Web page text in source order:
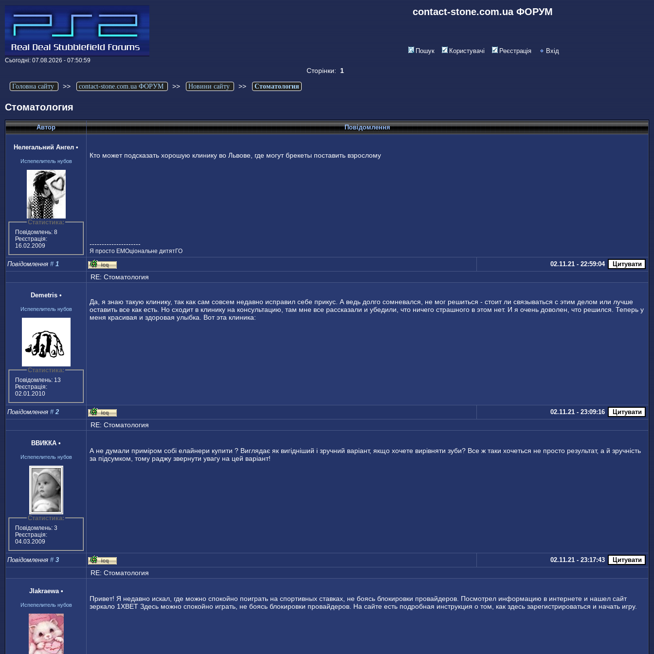
contact-stone.com.ua ФОРУМ
Пошук Користувачі Реєстрація Вхід
Сьогодні: 07.08.2026 - 07:50:59
Сторінки:1
Головна сайту >> contact-stone.com.ua ФОРУМ >> Новини сайту >> Стоматология
Стоматология
Автор Повідомлення
Нелегальний Ангел •
Испепелитель нубов
Статистика:
Повідомлень: 8
Реєстрація:
16.02.2009
Кто может подсказать хорошую клинику во Львове, где могут брекеты поставить взрослому
---------------------
Я просто ЕМОціональне дитятГО
Повідомлення # 1 02.11.21 - 22:59:04
RE: Стоматология
Demetris •
Испепелитель нубов
Статистика:
Повідомлень: 13
Реєстрація:
02.01.2010
Да, я знаю такую клинику, так как сам совсем недавно исправил себе прикус. А ведь долго сомневался, не мог решиться - стоит ли связываться с этим делом или лучше
оставить все как есть. Но сходит в клинику на консультацию, там мне все рассказали и убедили, что ничего страшного в этом нет. И я очень доволен, что решился. Теперь у
меня красивая и здоровая улыбка. Вот эта клиника:
Повідомлення # 2 02.11.21 - 23:09:16
RE: Стоматология
ВВИККА •
Испепелитель нубов
Статистика:
Повідомлень: 3
Реєстрація:
04.03.2009
А не думали приміром собі елайнери купити ? Виглядає як вигідніший і зручний варіант, якщо хочете вирівняти зуби? Все ж таки хочеться не просто результат, а й зручність
за підсумком, тому раджу звернути увагу на цей варіант!
Повідомлення # 3 02.11.21 - 23:17:43
RE: Стоматология
Jlakraewa •
Испепелитель нубов
Привет! Я недавно искал, где можно спокойно поиграть на спортивных ставках, не боясь блокировки провайдеров. Посмотрел информацию в интернете и нашел сайт
зеркало 1ХВЕТ Здесь можно спокойно играть, не боясь блокировки провайдеров. На сайте есть подробная инструкция о том, как здесь зарегистрироваться и начать игру.